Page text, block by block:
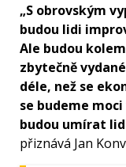
„S obrovským
budou lidi
Ale budou
zbytečně
déle, než se
se budeme
budou umírat
přiznává Jan